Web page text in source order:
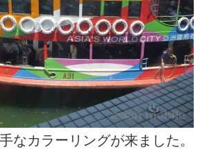
なカラーリングが来ました。